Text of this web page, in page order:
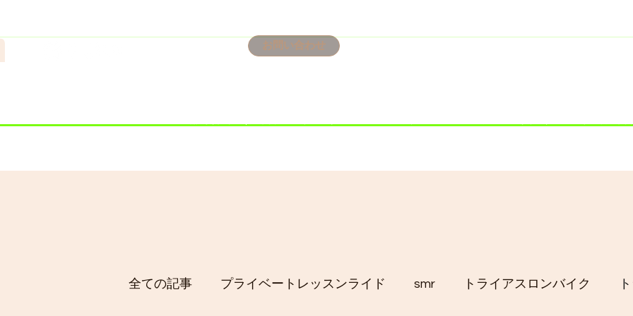
お問い合わせ
全ての記事 プライベートレッスンライド smr トライアスロンバイク